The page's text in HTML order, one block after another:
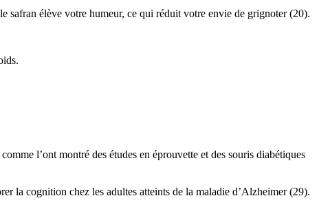
safran élève votre humeur, ce qui réduit votre envie de grignoter (20).
l’ont montré des études en éprouvette et des souris diabétiques
la cognition chez les adultes atteints de la maladie d’Alzheimer (29).